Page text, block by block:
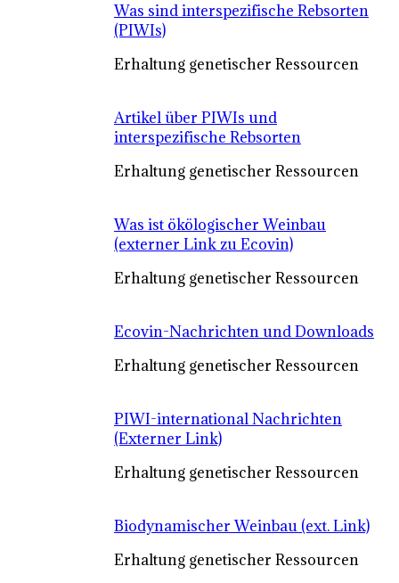
Was sind interspezifische Rebsorten
(PIWIs)
Erhaltung genetischer Ressourcen
Artikel über PIWIs und
interspezifische Rebsorten
Erhaltung genetischer Ressourcen
Was ist ökölogischer Weinbau
(externer Link zu Ecovin)
Erhaltung genetischer Ressourcen
Ecovin-Nachrichten und Downloads
Erhaltung genetischer Ressourcen
PIWI-international Nachrichten
(Externer Link)
Erhaltung genetischer Ressourcen
Biodynamischer Weinbau (ext. Link)
Erhaltung genetischer Ressourcen